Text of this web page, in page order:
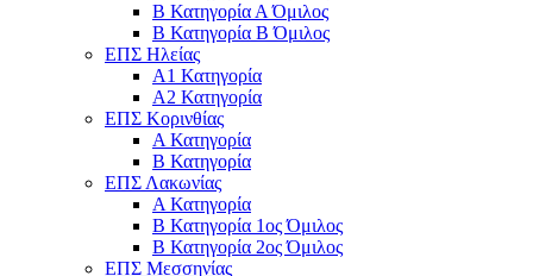
Β Κατηγορία Α Όμιλος
Β Κατηγορία Β Όμιλος
ΕΠΣ Ηλείας
Α1 Κατηγορία
Α2 Κατηγορία
ΕΠΣ Κορινθίας
Α Κατηγορία
Β Κατηγορία
ΕΠΣ Λακωνίας
Α Κατηγορία
Β Κατηγορία 1ος Όμιλος
Β Κατηγορία 2ος Όμιλος
ΕΠΣ Μεσσηνίας